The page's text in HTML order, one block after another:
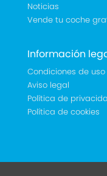
Noticias
Vende tu coche
Información
Condiciones de uso
Aviso legal
Política de
Política de cookies